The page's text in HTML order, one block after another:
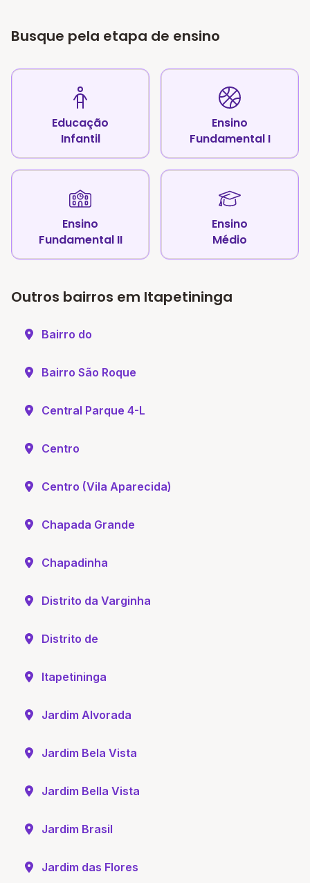
Busque pela etapa de ensino
Educação
Infantil
Ensino
Fundamental I
Ensino
Fundamental II
Ensino
Médio
Outros bairros em Itapetininga
Bairro do
Bairro São Roque
Central Parque 4-L
Centro
Centro (Vila Aparecida)
Chapada Grande
Chapadinha
Distrito da Varginha
Distrito de
Itapetininga
Jardim Alvorada
Jardim Bela Vista
Jardim Bella Vista
Jardim Brasil
Jardim das Flores